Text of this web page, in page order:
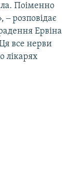
Поіменно
‒ розповідає
Ервіна
все нерви
лікарях